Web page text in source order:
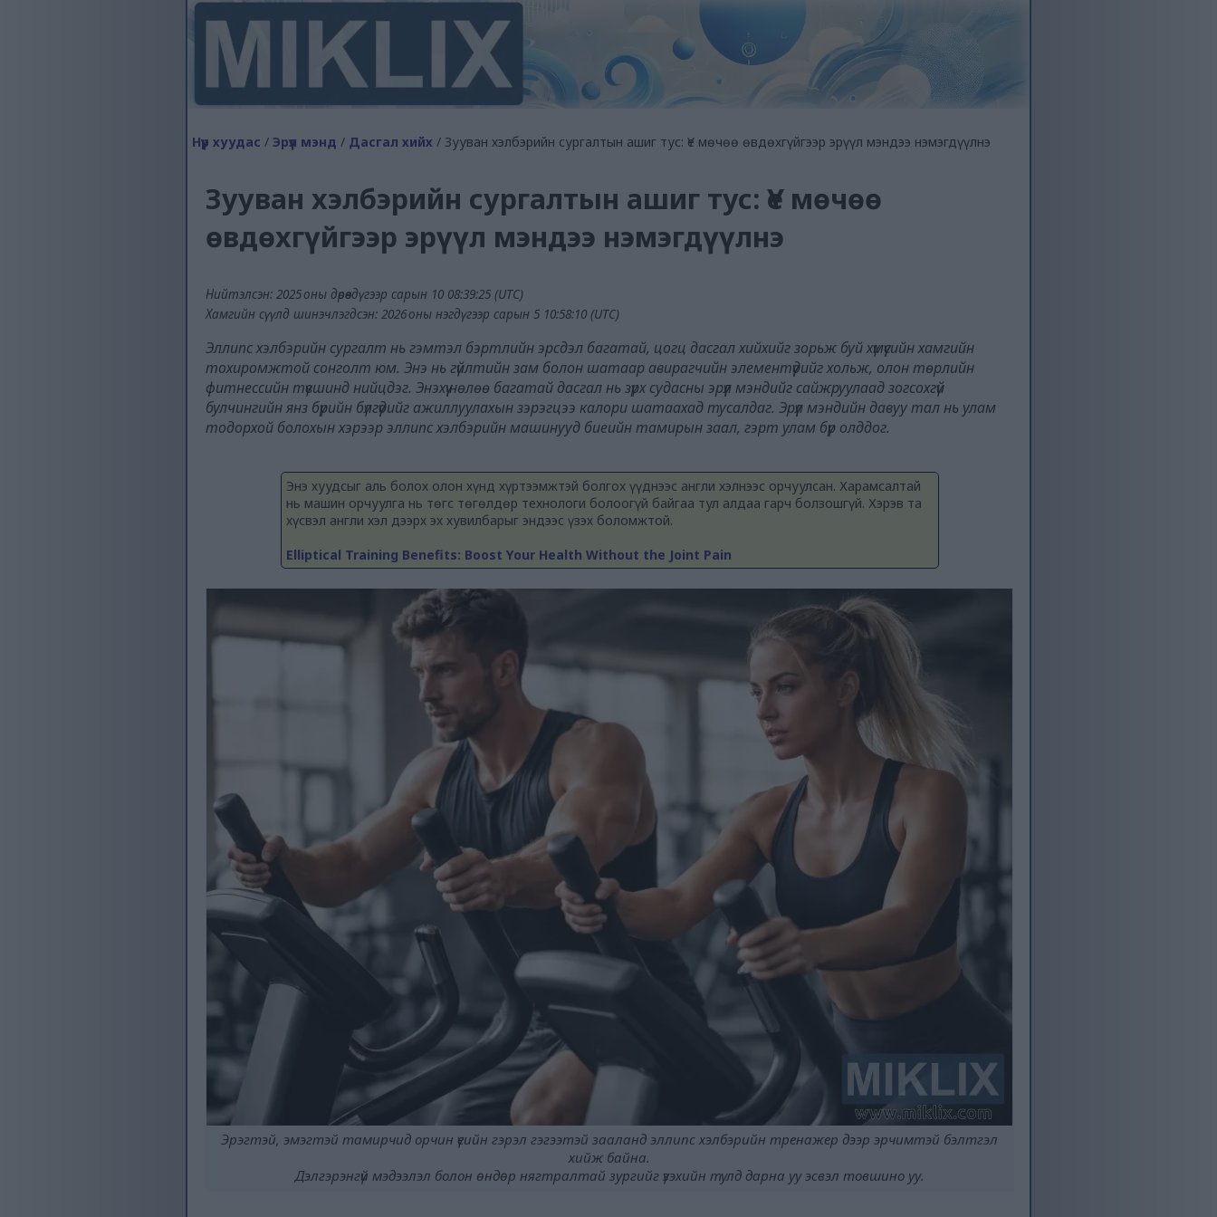
Нүүр хуудас / Эрүүл мэнд / Дасгал хийх / Зууван хэлбэрийн сургалтын ашиг тус: Үе мөчөө өвдөхгүйгээр эрүүл мэндээ нэмэгдүүлнэ
Зууван хэлбэрийн сургалтын ашиг тус: Үе мөчөө
өвдөхгүйгээр эрүүл мэндээ нэмэгдүүлнэ
Нийтэлсэн: 2025 оны дөрөвдүгээр сарын 10 08:39:25 (UTC)
Хамгийн сүүлд шинэчлэгдсэн: 2026 оны нэгдүгээр сарын 5 10:58:10 (UTC)
Эллипс хэлбэрийн сургалт нь гэмтэл бэртлийн эрсдэл багатай, цогц дасгал хийхийг зорьж буй хүмүүсийн хамгийн
тохиромжтой сонголт юм. Энэ нь гүйлтийн зам болон шатаар авирагчийн элементүүдийг хольж, олон төрлийн
фитнессийн түвшинд нийцдэг. Энэхүү нөлөө багатай дасгал нь зүрх судасны эрүүл мэндийг сайжруулаад зогсохгүй
булчингийн янз бүрийн бүлгүүдийг ажиллуулахын зэрэгцээ калори шатаахад тусалдаг. Эрүүл мэндийн давуу тал нь улам
тодорхой болохын хэрээр эллипс хэлбэрийн машинууд биеийн тамирын заал, гэрт улам бүр олддог.
Энэ хуудсыг аль болох олон хүнд хүртээмжтэй болгох үүднээс англи хэлнээс орчуулсан. Харамсалтай
нь машин орчуулга нь төгс төгөлдөр технологи болоогүй байгаа тул алдаа гарч болзошгүй. Хэрэв та
хүсвэл англи хэл дээрх эх хувилбарыг эндээс үзэх боломжтой.
Elliptical Training Benefits: Boost Your Health Without the Joint Pain
Эрэгтэй, эмэгтэй тамирчид орчин үеийн гэрэл гэгээтэй зааланд эллипс хэлбэрийн тренажер дээр эрчимтэй бэлтгэл
хийж байна.
Дэлгэрэнгүй мэдээлэл болон өндөр нягтралтай зургийг үзэхийн тулд дарна уу эсвэл товшино уу.